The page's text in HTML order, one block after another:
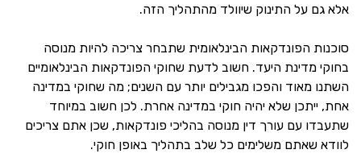
אלא גם על התינוק שיוולד מהתהליך הזה.
סוכנות הפונדקאות הבינלאומית שתבחר צריכה להיות מנוסה
בחוקי מדינת היעד. חשוב לדעת שחוקי הפונדקאות הבינלאומיים
השתנו מאוד והפכו מגבילים יותר עם השנים; מה שחוקי במדינה
אחת, ייתכן שלא יהיה חוקי במדינה אחרת. לכן חשוב במיוחד
שתעבדו עם עורך דין מנוסה בהליכי פונדקאות, שכן אתם צריכים
לוודא שאתם משלימים כל שלב בתהליך באופן חוקי.